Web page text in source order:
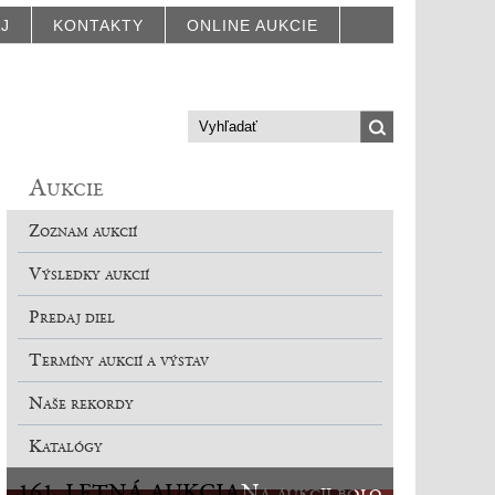
KONTAKTY ONLINE AUKCIE
Aukcie
Zoznam aukcií
Výsledky aukcií
Predaj diel
Termíny aukcií a výstav
Naše rekordy
Katalógy